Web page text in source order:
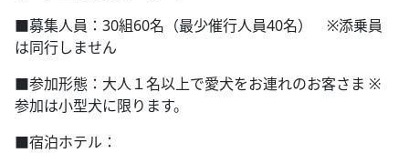
■募集人員：30組60名（最少催行人員40名） ※添乗員
は同行しません
■参加形態：大人１名以上で愛犬をお連れのお客さま ※
参加は小型犬に限ります。
■宿泊ホテル：